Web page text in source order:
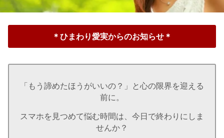
＊ひまわり愛実からのお知らせ＊
「もう諦めたほうがいいの？」と心の限界を迎える
前に。
スマホを見つめて悩む時間は、今日で終わりにしま
せんか？